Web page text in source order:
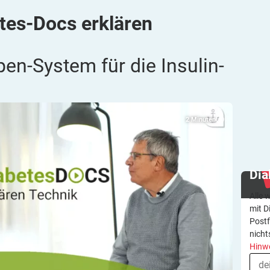
Docs erklären
System für die Insulin-
2 Minuten
mit